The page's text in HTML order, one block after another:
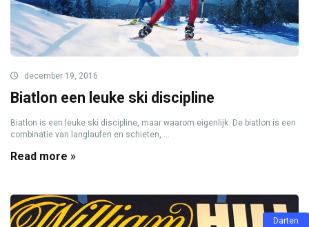
december 19, 2016
Biatlon een leuke ski discipline
Biatlon is een leuke ski discipline, maar waarom eigenlijk. De biatlon is een
combinatie van langlaufen en schieten, ...
Read more »
Darten